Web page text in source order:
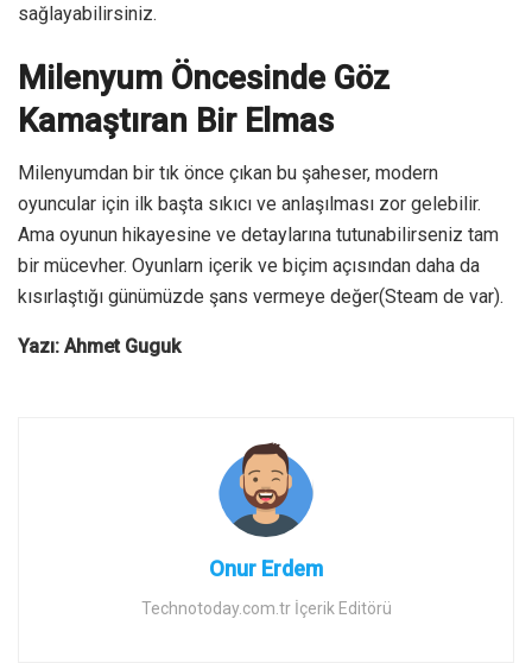
sağlayabilirsiniz.
Milenyum Öncesinde Göz
Kamaştıran Bir Elmas
Milenyumdan bir tık önce çıkan bu şaheser, modern
oyuncular için ilk başta sıkıcı ve anlaşılması zor gelebilir.
Ama oyunun hikayesine ve detaylarına tutunabilirseniz tam
bir mücevher. Oyunlarn içerik ve biçim açısından daha da
kısırlaştığı günümüzde şans vermeye değer(Steam de var).
Yazı: Ahmet Guguk
Onur Erdem
Technotoday.com.tr İçerik Editörü